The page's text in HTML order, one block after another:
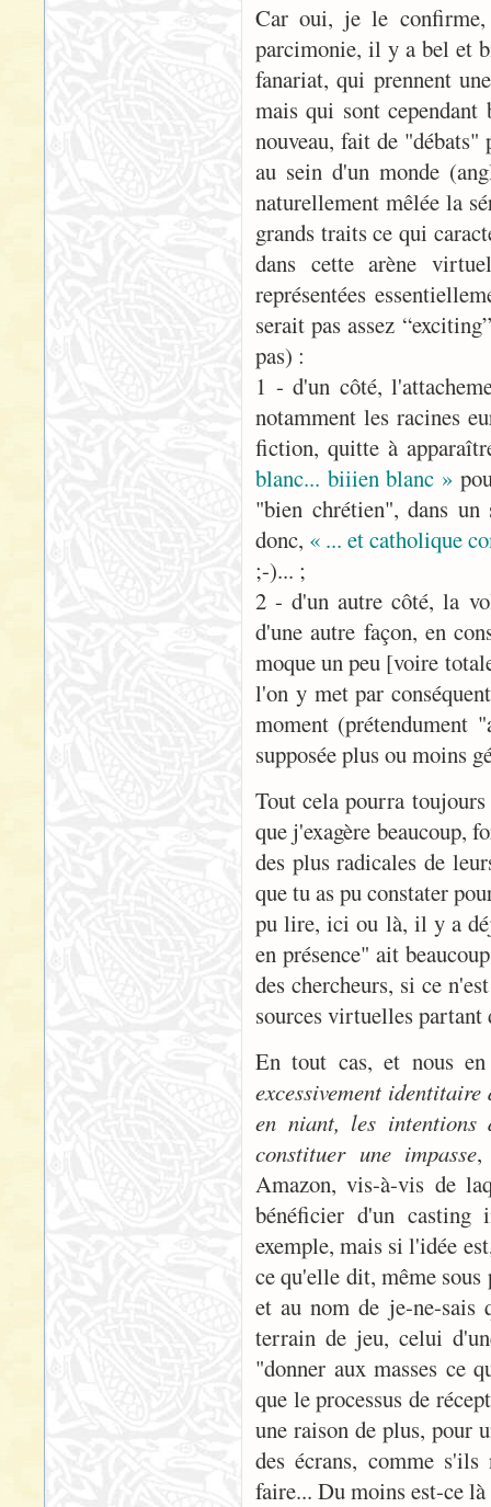
Car oui, je le confirme,
parcimonie, il y a bel et
fanariat, qui prennent
mais qui sont
nouveau, fait de
au sein d'un monde
naturellement mêlée la
grands traits ce qui
dans cette arène
représentées
serait pas assez
pas) :
1 - d'un côté,
notamment les racines
fiction, quitte à
blanc... biiien blanc »
"bien chrétien", dans
donc, « ... et catholique
;-)... ;
2 - d'un autre côté, la
d'une autre façon, en
moque un peu [voire
l'on y met par
moment (prétendument
supposée plus ou moins
Tout cela pourra
que j'exagère beaucoup,
des plus radicales de
que tu as pu constater
pu lire, ici ou là, il y a
en présence" ait
des chercheurs, si ce
sources virtuelles partant
En tout cas, et nous
excessivement
en niant, les intentions
constituer une impasse,
Amazon, vis-à-vis de
bénéficier d'un casting
exemple, mais si l'idée
ce qu'elle dit, même
et au nom de je-ne-
terrain de jeu, celui
"donner aux masses ce
que le processus de
une raison de plus, pour
des écrans, comme
faire... Du moins est-ce